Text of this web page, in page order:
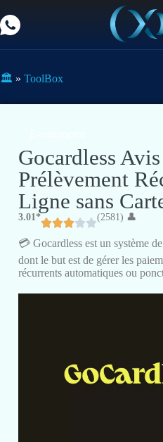
🏛️ » ToolBox
Gocardless
Prélèvement
Ligne sans
3.01* (2581) 👤
💳 Gocardless est un système
dont le but est de gérer les
récurrents automatiques ou